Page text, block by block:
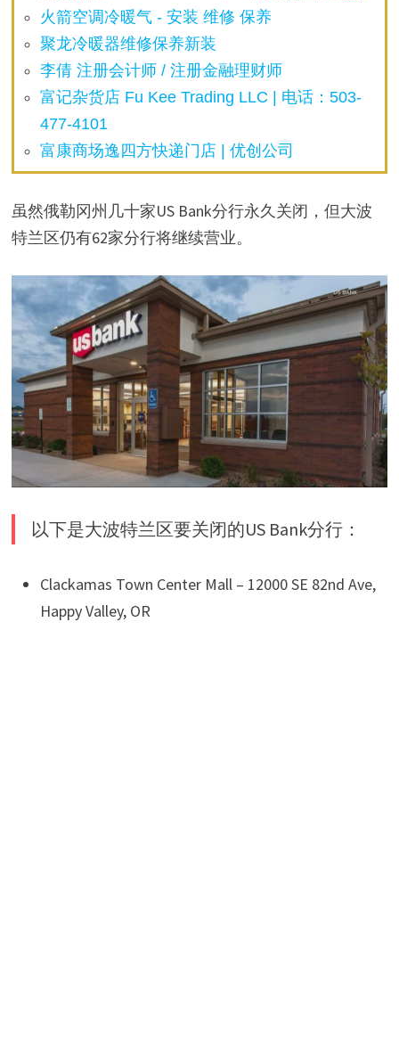
火箭空调冷暖气 - 安装 维修 保养
聚龙冷暖器维修保养新装
李倩 注册会计师 / 注册金融理财师
富记杂货店 Fu Kee Trading LLC | 电话：503-
477-4101
富康商场逸四方快递门店 | 优创公司
虽然俄勒冈州几十家US Bank分行永久关闭，但大波
特兰区仍有62家分行将继续营业。
以下是大波特兰区要关闭的US Bank分行：
Clackamas Town Center Mall – 12000 SE 82nd Ave,
Happy Valley, OR